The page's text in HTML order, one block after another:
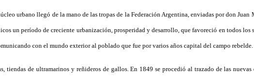
urbano llegó de la mano de las tropas de la Federación Argentina, enviadas por don
un período de creciente urbanización, prosperidad y desarrollo, que favoreció en todos
con el mundo exterior al poblado que fue por varios años capital del campo rebelde.
tiendas de ultramarinos y reñideros de gallos. En 1849 se procedió al trazado de las